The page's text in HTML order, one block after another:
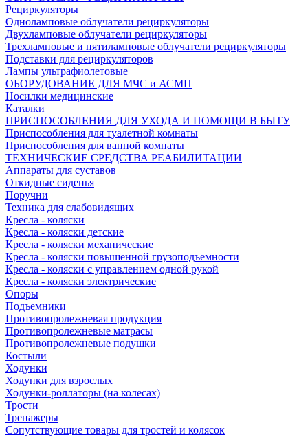
Рециркуляторы
Одноламповые облучатели рециркуляторы
Двухламповые облучатели рециркуляторы
Трехламповые и пятиламповые облучатели рециркуляторы
Подставки для рециркуляторов
Лампы ультрафиолетовые
ОБОРУДОВАНИЕ ДЛЯ МЧС и АСМП
Носилки медицинские
Каталки
ПРИСПОСОБЛЕНИЯ ДЛЯ УХОДА И ПОМОЩИ В БЫТУ
Приспособления для туалетной комнаты
Приспособления для ванной комнаты
ТЕХНИЧЕСКИЕ СРЕДСТВА РЕАБИЛИТАЦИИ
Аппараты для суставов
Откидные сиденья
Поручни
Техника для слабовидящих
Кресла - коляски
Кресла - коляски детские
Кресла - коляски механические
Кресла - коляски повышенной грузоподъемности
Кресла - коляски с управлением одной рукой
Кресла - коляски электрические
Опоры
Подъемники
Противопролежневая продукция
Противопролежневые матрасы
Противопролежневые подушки
Костыли
Ходунки
Ходунки для взрослых
Ходунки-роллаторы (на колесах)
Трости
Тренажеры
Сопутствующие товары для тростей и колясок